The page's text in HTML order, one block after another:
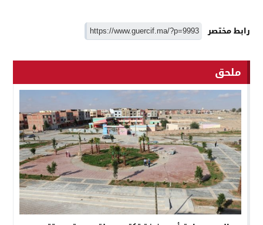
رابط مختصر
ملحق